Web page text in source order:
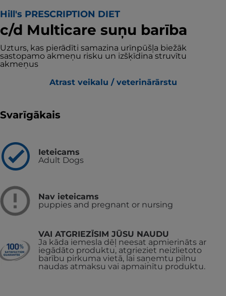
Hill's PRESCRIPTION DIET
c/d Multicare suņu barība
Uzturs, kas pierādīti samazina urīnpūšļa biežāk
sastopamo akmeņu risku un izšķīdina struvītu
akmeņus
Atrast veikalu / veterinārārstu
Svarīgākais
Ieteicams
Adult Dogs
Nav ieteicams
puppies and pregnant or nursing
VAI ATGRIEZĪSIM JŪSU NAUDU
Ja kāda iemesla dēļ neesat apmierināts ar
iegādāto produktu, atgrieziet neizlietoto
barību pirkuma vietā, lai saņemtu pilnu
naudas atmaksu vai apmainītu produktu.